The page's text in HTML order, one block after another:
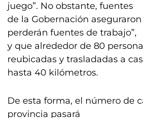
juego”. No obstante, fuentes
de la Gobernación aseguraron
perderán fuentes de trabajo”,
y que alrededor de 80
reubicadas y trasladadas a
hasta 40 kilómetros.
De esta forma, el número de
provincia pasará